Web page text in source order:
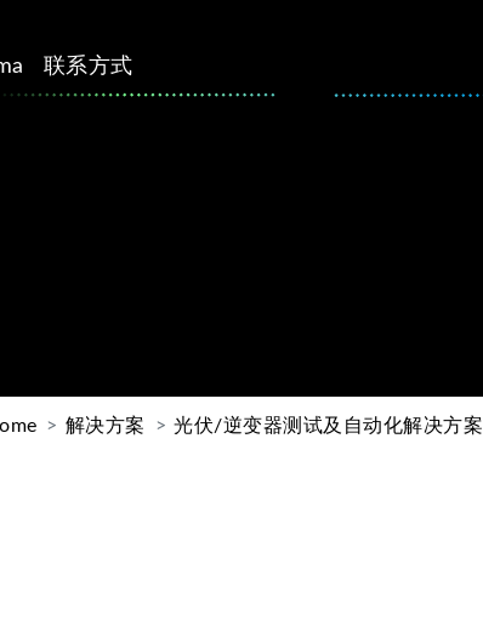
联系方式
解决方案 光伏/逆变器测试及自动化解决方案